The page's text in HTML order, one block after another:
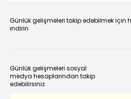
Günlük gelişmeleri takip edebilmek için
indirin
Günlük gelişmeleri sosyal
medya hesaplarından takip
edebilirsiniz.